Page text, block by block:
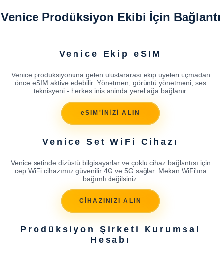
Venice Prodüksiyon Ekibi İçin Bağlantı
Venice Ekip eSIM
Venice prodüksiyonuna gelen uluslararası ekip üyeleri uçmadan
önce eSIM aktive edebilir. Yönetmen, görüntü yönetmeni, ses
teknisyeni - herkes inis aninda yerel ağa bağlanır.
eSIM'İNİZİ ALIN
Venice Set WiFi Cihazı
Venice setinde dizüstü bilgisayarlar ve çoklu cihaz bağlantısı için
cep WiFi cihazımız güvenilir 4G ve 5G sağlar. Mekan WiFi'ına
bağımlı değilsiniz.
CİHAZINIZI ALIN
Prodüksiyon Şirketi Kurumsal
Hesabı